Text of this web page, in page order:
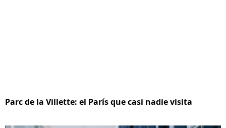
Parc de la Villette: el París que casi nadie visita